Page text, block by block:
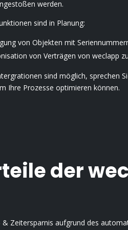
werden.
sind in Planung:
von Objekten mit
von Verträgen von weclapp
sind möglich, sprechen
Ihre Prozesse optimieren können.
der
& Zeitersparnis aufgrund des